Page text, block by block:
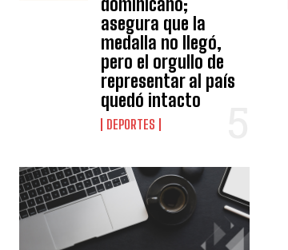
dominicano;
asegura que la
medalla no llegó,
pero el orgullo de
representar al país
quedó intacto
DEPORTES